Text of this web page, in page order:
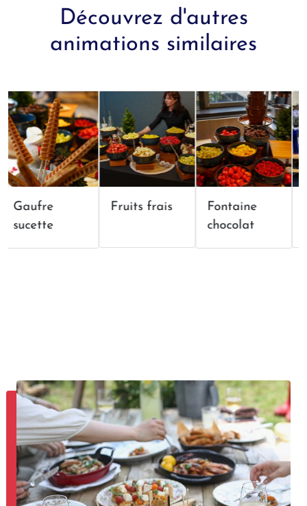
Découvrez d'autres
animations similaires
Gaufre
sucette
Fruits frais
Fontaine
chocolat